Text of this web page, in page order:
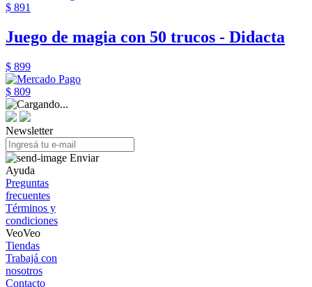
$ 891
Juego de magia con 50 trucos - Didacta
$ 899
$ 809
Newsletter
Enviar
Ayuda
Preguntas
frecuentes
Términos y
condiciones
VeoVeo
Tiendas
Trabajá con
nosotros
Contacto